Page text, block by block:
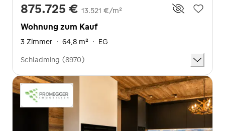
875.725 € 13.521 €/m²
Wohnung zum Kauf
3 Zimmer · 64,8 m² · EG
Schladming (8970)